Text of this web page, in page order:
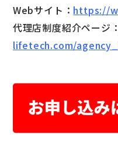
Webサイト： https://
代理店制度紹介ページ：
lifetech.com/